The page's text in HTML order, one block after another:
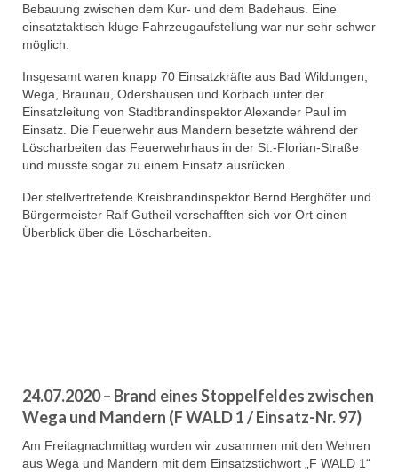
Bebauung zwischen dem Kur- und dem Badehaus. Eine
einsatztaktisch kluge Fahrzeugaufstellung war nur sehr schwer
möglich.
Insgesamt waren knapp 70 Einsatzkräfte aus Bad Wildungen,
Wega, Braunau, Odershausen und Korbach unter der
Einsatzleitung von Stadtbrandinspektor Alexander Paul im
Einsatz. Die Feuerwehr aus Mandern besetzte während der
Löscharbeiten das Feuerwehrhaus in der St.-Florian-Straße
und musste sogar zu einem Einsatz ausrücken.
Der stellvertretende Kreisbrandinspektor Bernd Berghöfer und
Bürgermeister Ralf Gutheil verschafften sich vor Ort einen
Überblick über die Löscharbeiten.
24.07.2020 – Brand eines Stoppelfeldes zwischen
Wega und Mandern (F WALD 1 / Einsatz-Nr. 97)
Am Freitagnachmittag wurden wir zusammen mit den Wehren
aus Wega und Mandern mit dem Einsatzstichwort „F WALD 1“